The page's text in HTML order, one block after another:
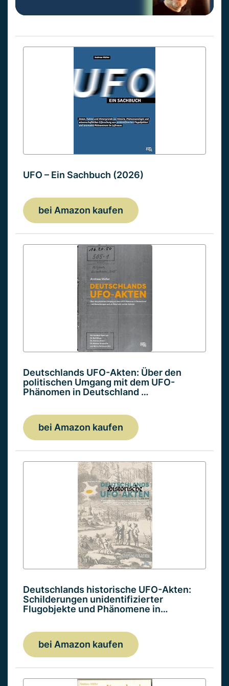
UFO – Ein Sachbuch (2026)
bei Amazon kaufen
Deutschlands UFO-Akten: Über den
politischen Umgang mit dem UFO-
Phänomen in Deutschland …
bei Amazon kaufen
Deutschlands historische UFO-Akten:
Schilderungen unidentifizierter
Flugobjekte und Phänomene in…
bei Amazon kaufen